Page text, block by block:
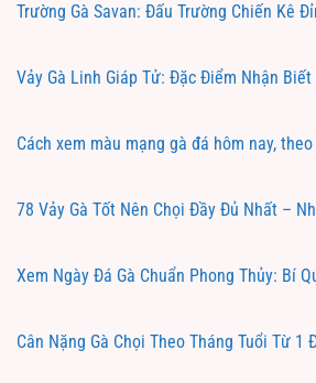
Trường Gà Savan: Đấu Trường Chiến Kê
Vảy Gà Linh Giáp Tử: Đặc Điểm Nhận
Cách xem màu mạng gà đá hôm nay,
78 Vảy Gà Tốt Nên Chọi Đầy Đủ Nhất –
Xem Ngày Đá Gà Chuẩn Phong Thủy: Bí
Cân Nặng Gà Chọi Theo Tháng Tuổi Từ 1